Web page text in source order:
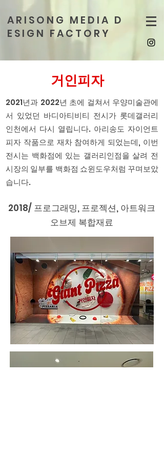
A R I S O N G M E D I A D
E S I G N F A C T O R Y
​거인피자
2021년과 2022년 초에 걸쳐서 우양미술관에
서 있었던 바디아티비티 전시가 롯데갤러리
인천에서 다시 열립니다. 아리송도 자이언트
피자 작품으로 재차 참여하게 되었는데, 이번
전시는 백화점에 있는 갤러리인점을 살려 전
시장의 일부를 백화점 쇼윈도우처럼 꾸며보았
습니다.
2018/ 프로그래밍, 프로젝션, 아트워크
오브제 복합재료